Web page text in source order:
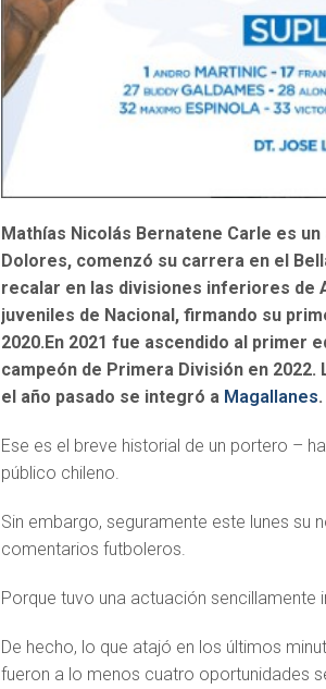
Mathías Nicolás Bernatene Carle es
Dolores, comenzó su carrera en el
recalar en las divisiones inferiores de
juveniles de Nacional, firmando su
2020.En 2021 fue ascendido al primer
campeón de Primera División en
el año pasado se integró a Magallanes.
Ese es el breve historial de un portero –
público chileno.
Sin embargo, seguramente este lunes
comentarios futboleros.
Porque tuvo una actuación sencillamente
De hecho, lo que atajó en los últimos
fueron a lo menos cuatro oportunidades